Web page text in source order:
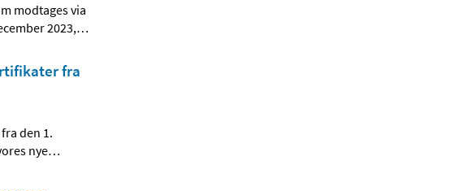
modtages via
2023,…
fra
den 1.
nye…